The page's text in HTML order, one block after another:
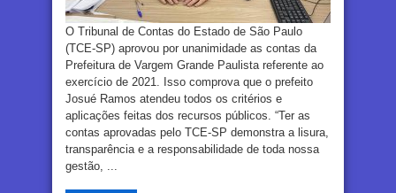
O Tribunal de Contas do Estado de São Paulo
(TCE-SP) aprovou por unanimidade as contas da
Prefeitura de Vargem Grande Paulista referente ao
exercício de 2021. Isso comprova que o prefeito
Josué Ramos atendeu todos os critérios e
aplicações feitas dos recursos públicos. “Ter as
contas aprovadas pelo TCE-SP demonstra a lisura,
transparência e a responsabilidade de toda nossa
gestão, ...